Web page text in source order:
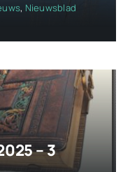
, Nieuwsblad
– 3